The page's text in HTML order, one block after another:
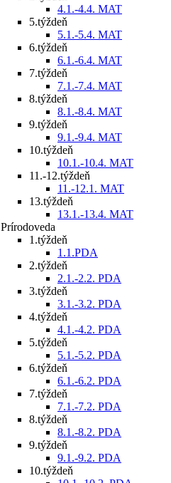
4.1.-4.4. MAT
5.týždeň
5.1.-5.4. MAT
6.týždeň
6.1.-6.4. MAT
7.týždeň
7.1.-7.4. MAT
8.týždeň
8.1.-8.4. MAT
9.týždeň
9.1.-9.4. MAT
10.týždeň
10.1.-10.4. MAT
11.-12.týždeň
11.-12.1. MAT
13.týždeň
13.1.-13.4. MAT
Prírodoveda
1.týždeň
1.1.PDA
2.týždeň
2.1.-2.2. PDA
3.týždeň
3.1.-3.2. PDA
4.týždeň
4.1.-4.2. PDA
5.týždeň
5.1.-5.2. PDA
6.týždeň
6.1.-6.2. PDA
7.týždeň
7.1.-7.2. PDA
8.týždeň
8.1.-8.2. PDA
9.týždeň
9.1.-9.2. PDA
10.týždeň